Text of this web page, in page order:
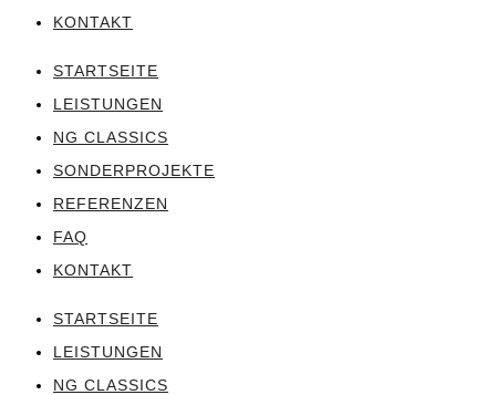
KONTAKT
STARTSEITE
LEISTUNGEN
NG CLASSICS
SONDERPROJEKTE
REFERENZEN
FAQ
KONTAKT
STARTSEITE
LEISTUNGEN
NG CLASSICS